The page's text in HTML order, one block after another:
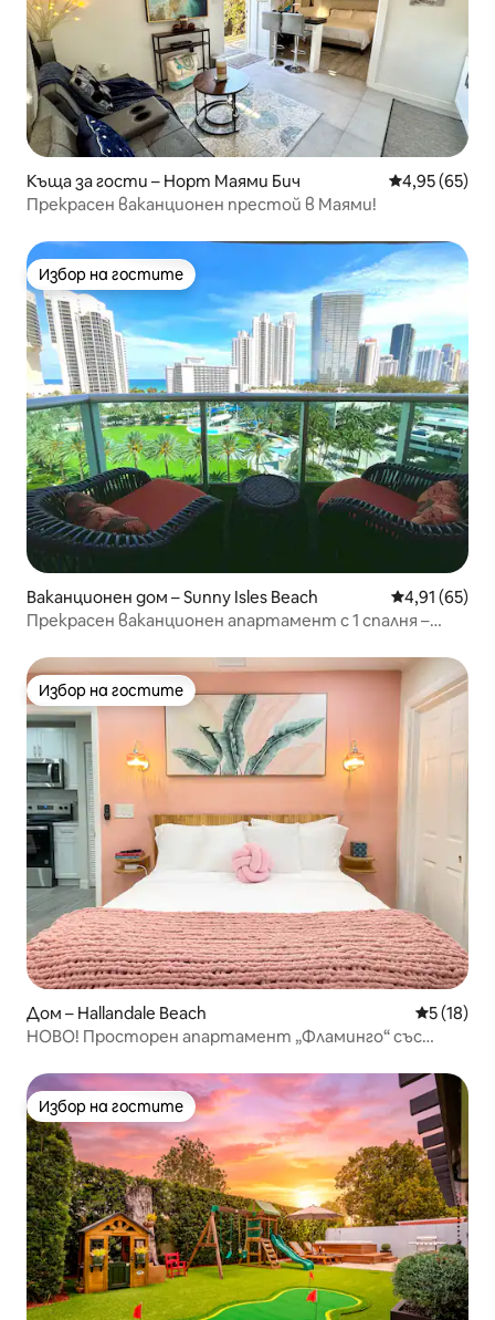
Къща за гости – Норт Маями Бич Средна
4,95 (65)
Прекрасен ваканционен престой в Маями!
Избор на гостите
Избор на гостите
Ваканционен дом – Sunny Isles Beach Средна
4,91 (65)
Прекрасен ваканционен апартамент с 1 спалня –
Избор на гостите
Избор на гостите
Дом – Hallandale Beach Средна
5 (18)
НОВО! Просторен апартамент „Фламинго“ със
Избор на гостите
Избор на гостите